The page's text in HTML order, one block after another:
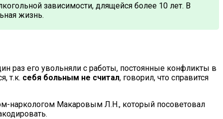
зависимости, длящейся более 10 лет. В
жизнь.
раз его увольняли с работы, постоянные конфликты в
т.к. себя больным не считал, говорил, что справится
наркологом Макаровым Л.Н., который посоветовал